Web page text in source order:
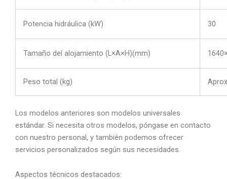
Potencia hidráulica (kW) 30
Tamaño del alojamiento (L×A×H)(mm)
Peso total (kg)
Los modelos anteriores son modelos universales
estándar. Si necesita otros modelos, póngase en contacto
con nuestro personal, y también podemos ofrecer
servicios personalizados según sus necesidades.
Aspectos técnicos destacados: